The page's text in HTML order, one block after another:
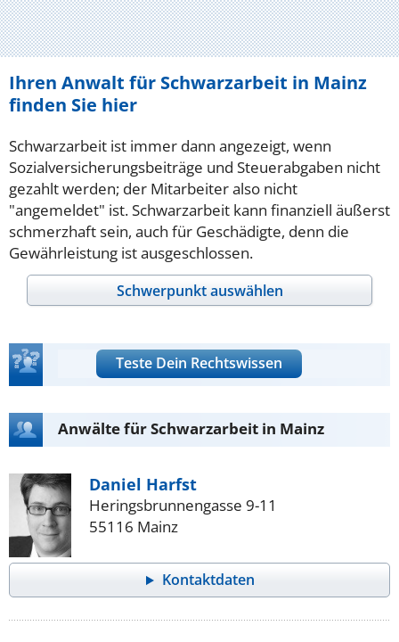
Ihren Anwalt für Schwarzarbeit in Mainz
finden Sie hier
Schwarzarbeit ist immer dann angezeigt, wenn
Sozialversicherungsbeiträge und Steuerabgaben nicht
gezahlt werden; der Mitarbeiter also nicht
"angemeldet" ist. Schwarzarbeit kann finanziell äußerst
schmerzhaft sein, auch für Geschädigte, denn die
Gewährleistung ist ausgeschlossen.
Schwerpunkt auswählen
Teste Dein Rechtswissen
Anwälte für Schwarzarbeit in Mainz
Daniel Harfst
Heringsbrunnengasse 9-11
55116 Mainz
Kontaktdaten